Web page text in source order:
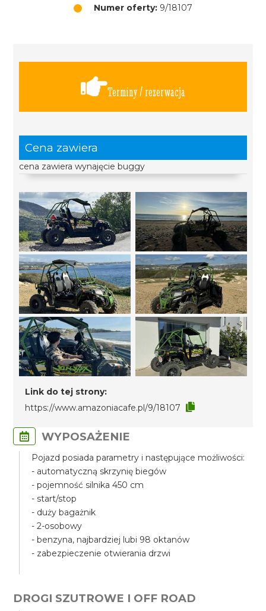
Numer oferty: 9/18107
Terminy / rezerwacja
Cena zawiera
cena zawiera wynajęcie buggy
Link do tej strony:
https://www.amazoniacafe.pl/9/18107
WYPOSAŻENIE
Pojazd posiada parametry i następujące możliwości:
- automatyczną skrzynię biegów
- pojemność silnika 450 cm
- start/stop
- duży bagażnik
- 2-osobowy
- benzyna, najbardziej lubi 98 oktanów
- zabezpieczenie otwierania drzwi
DROGI SZUTROWE I OFF ROAD